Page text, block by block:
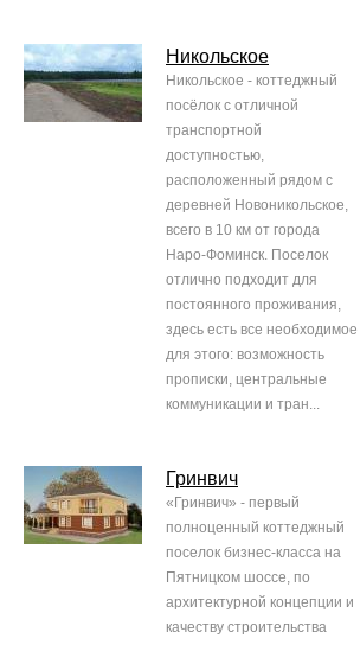
Никольское
Никольское - коттеджный
посёлок с отличной
транспортной
доступностью,
расположенный рядом с
деревней Новоникольское,
всего в 10 км от города
Наро-Фоминск. Поселок
отлично подходит для
постоянного проживания,
здесь есть все необходимое
для этого: возможность
прописки, центральные
коммуникации и тран...
Гринвич
«Гринвич» - первый
полноценный коттеджный
поселок бизнес-класса на
Пятницком шоссе, по
архитектурной концепции и
качеству строительства